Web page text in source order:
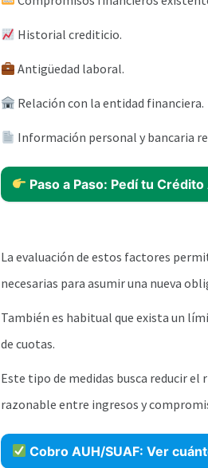
Historial crediticio.
Antigüedad laboral.
Relación con la entidad financiera.
Información personal y bancaria
Paso a Paso: Pedí tu
La evaluación de estos factores
necesarias para asumir una nueva
También es habitual que exista un
de cuotas.
Este tipo de medidas busca reducir
razonable entre ingresos y
Cobro AUH/SUAF: Ver